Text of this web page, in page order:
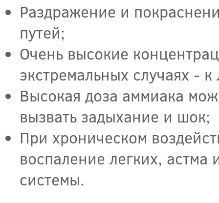
Раздражение и
путей;
Очень высокие
экстремальных случаях -
Высокая доза аммиака
вызвать задыхание и шок;
При хроническом
воспаление легких, астма
системы.